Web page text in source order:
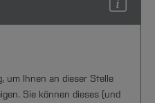
um Ihnen an dieser Stelle
Sie können dieses (und